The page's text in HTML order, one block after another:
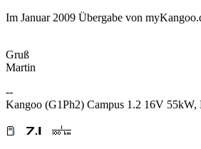
Im Januar 2009 Übergabe von
Gruß
Martin
--
Kangoo (G1Ph2) Campus 1.2 16V